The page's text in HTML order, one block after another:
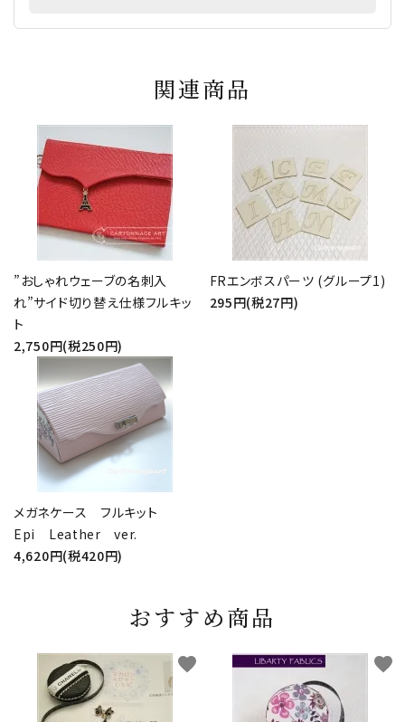
関連商品
”おしゃれウェーブの名刺入
れ”サイド切り替え仕様フルキッ
ト
2,750円(税250円)
FRエンボスパーツ (グループ1)
295円(税27円)
メガネケース フルキット
Epi Leather ver.
4,620円(税420円)
おすすめ商品
favorite favorite